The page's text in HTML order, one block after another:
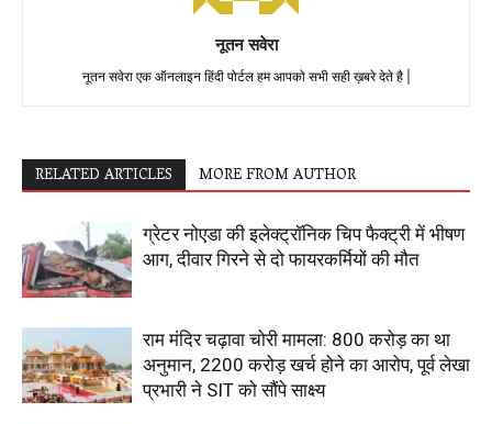
नूतन सवेरा
नूतन सवेरा एक ऑनलाइन हिंदी पोर्टल हम आपको सभी सही ख़बरे देते है |
RELATED ARTICLES MORE FROM AUTHOR
ग्रेटर नोएडा की इलेक्ट्रॉनिक चिप फैक्ट्री में भीषण
आग, दीवार गिरने से दो फायरकर्मियों की मौत
राम मंदिर चढ़ावा चोरी मामला: 800 करोड़ का था
अनुमान, 2200 करोड़ खर्च होने का आरोप, पूर्व लेखा
प्रभारी ने SIT को सौंपे साक्ष्य